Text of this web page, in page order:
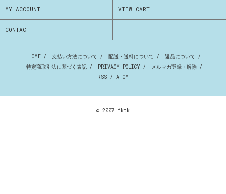
MY ACCOUNT VIEW CART
CONTACT
HOME / 支払い方法について / 配送・送料について / 返品について /
特定商取引法に基づく表記 / PRIVACY POLICY / メルマガ登録・解除 /
RSS / ATOM
© 2007 fktk